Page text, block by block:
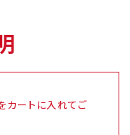
カートに入れてご